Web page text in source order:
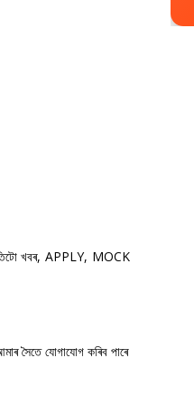
খবৰ, APPLY, MOCK
সৈতে যোগাযোগ কৰিব পাৰে